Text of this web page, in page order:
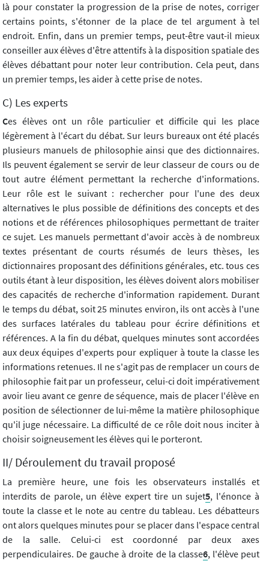
là pour constater la progression de la prise de notes, corriger
certains points, s'étonner de la place de tel argument à tel
endroit. Enfin, dans un premier temps, peut-être vaut-il mieux
conseiller aux élèves d'être attentifs à la disposition spatiale des
élèves débattant pour noter leur contribution. Cela peut, dans
un premier temps, les aider à cette prise de notes.
C) Les experts
Ces élèves ont un rôle particulier et difficile qui les place
légèrement à l'écart du débat. Sur leurs bureaux ont été placés
plusieurs manuels de philosophie ainsi que des dictionnaires.
Ils peuvent également se servir de leur classeur de cours ou de
tout autre élément permettant la recherche d'informations.
Leur rôle est le suivant : rechercher pour l'une des deux
alternatives le plus possible de définitions des concepts et des
notions et de références philosophiques permettant de traiter
ce sujet. Les manuels permettant d'avoir accès à de nombreux
textes présentant de courts résumés de leurs thèses, les
dictionnaires proposant des définitions générales, etc. tous ces
outils étant à leur disposition, les élèves doivent alors mobiliser
des capacités de recherche d'information rapidement. Durant
le temps du débat, soit 25 minutes environ, ils ont accès à l'une
des surfaces latérales du tableau pour écrire définitions et
références. A la fin du débat, quelques minutes sont accordées
aux deux équipes d'experts pour expliquer à toute la classe les
informations retenues. Il ne s'agit pas de remplacer un cours de
philosophie fait par un professeur, celui-ci doit impérativement
avoir lieu avant ce genre de séquence, mais de placer l'élève en
position de sélectionner de lui-même la matière philosophique
qu'il juge nécessaire. La difficulté de ce rôle doit nous inciter à
choisir soigneusement les élèves qui le porteront.
II/ Déroulement du travail proposé
La première heure, une fois les observateurs installés et
interdits de parole, un élève expert tire un sujet5, l'énonce à
toute la classe et le note au centre du tableau. Les débatteurs
ont alors quelques minutes pour se placer dans l'espace central
de la salle. Celui-ci est coordonné par deux axes
perpendiculaires. De gauche à droite de la classe6, l'élève peut